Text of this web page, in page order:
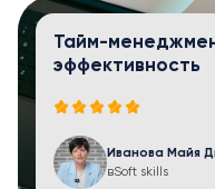
Тайм-
эффективность
Иванова Майя
вSoft skills